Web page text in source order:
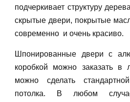
подчеркивает структуру
скрытые двери, покрытые
современно и очень красиво.
Шпонированные двери с
коробкой можно заказать
можно сделать
потолка. В любом